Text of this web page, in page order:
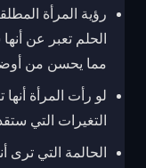
رؤية المرأة
الحلم تعبر عن
مما يحسن من
لو رأت المرأة
التغيرات التي
الحالمة التي ترى